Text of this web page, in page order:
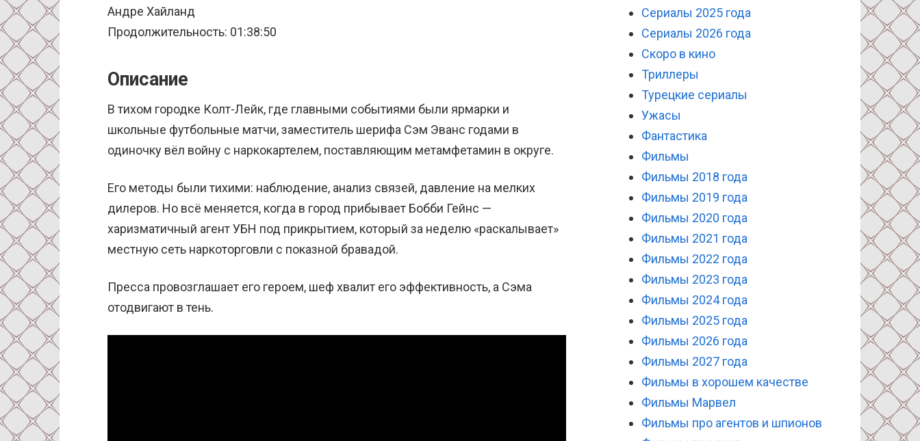
Андре Хайланд
Продолжительность: 01:38:50
Описание
В тихом городке Колт-Лейк, где главными событиями были ярмарки и
школьные футбольные матчи, заместитель шерифа Сэм Эванс годами в
одиночку вёл войну с наркокартелем, поставляющим метамфетамин в округе.
Его методы были тихими: наблюдение, анализ связей, давление на мелких
дилеров. Но всё меняется, когда в город прибывает Бобби Гейнс —
харизматичный агент УБН под прикрытием, который за неделю «раскалывает»
местную сеть наркоторговли с показной бравадой.
Пресса провозглашает его героем, шеф хвалит его эффективность, а Сэма
отодвигают в тень.
Сериалы 2025 года
Сериалы 2026 года
Скоро в кино
Триллеры
Турецкие сериалы
Ужасы
Фантастика
Фильмы
Фильмы 2018 года
Фильмы 2019 года
Фильмы 2020 года
Фильмы 2021 года
Фильмы 2022 года
Фильмы 2023 года
Фильмы 2024 года
Фильмы 2025 года
Фильмы 2026 года
Фильмы 2027 года
Фильмы в хорошем качестве
Фильмы Марвел
Фильмы про агентов и шпионов